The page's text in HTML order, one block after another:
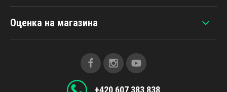
Оценка на магазина
+420 607 383 838